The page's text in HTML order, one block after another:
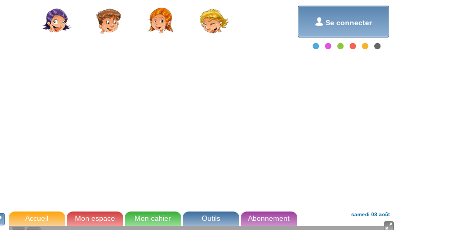
 Se connecter
Accueil Mon espace Mon cahier Outils Abonnement samedi 08 août
